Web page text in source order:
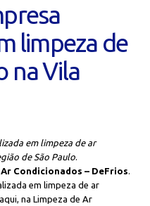
limpeza de
na Vila
em limpeza de ar
de São Paulo.
Condicionados – DeFrios.
em limpeza de ar
na Limpeza de Ar